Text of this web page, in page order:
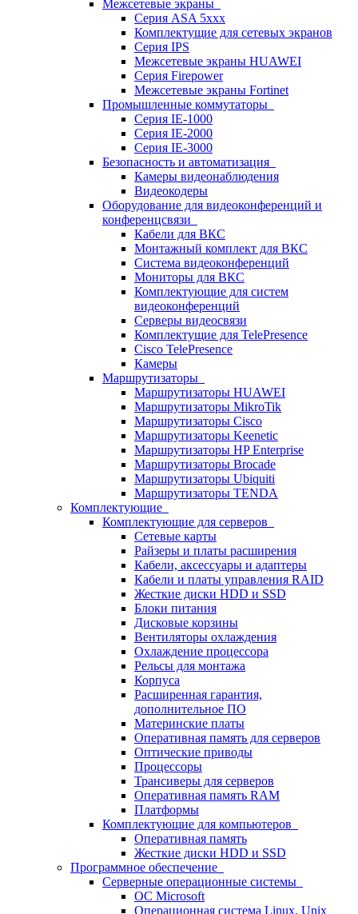
Межсетевые экраны
Серия ASA 5xxx
Комплектущие для сетевых экранов
Серия IPS
Межсетевые экраны HUAWEI
Серия Firepower
Межсетевые экраны Fortinet
Промышленные коммутаторы
Серия IE-1000
Серия IE-2000
Серия IE-3000
Безопасность и автоматизация
Камеры видеонаблюдения
Видеокодеры
Оборудование для видеоконференций и
конференцсвязи
Кабели для ВКС
Монтажный комплект для ВКС
Система видеоконференций
Мониторы для ВКС
Комплектующие для систем
видеоконференций
Серверы видеосвязи
Комплектущие для TelePresence
Cisco TelePresence
Камеры
Маршрутизаторы
Маршрутизаторы HUAWEI
Маршрутизаторы MikroTik
Маршрутизаторы Cisco
Маршрутизаторы Keenetic
Маршрутизаторы HP Enterprise
Маршрутизаторы Brocade
Маршрутизаторы Ubiquiti
Маршрутизаторы TENDA
Комплектующие
Комплектующие для серверов
Сетевые карты
Райзеры и платы расширения
Кабели, аксессуары и адаптеры
Кабели и платы управления RAID
Жесткие диски HDD и SSD
Блоки питания
Дисковые корзины
Вентиляторы охлаждения
Охлаждение процессора
Рельсы для монтажа
Корпуса
Расширенная гарантия,
дополнительное ПО
Материнские платы
Оперативная память для серверов
Оптические приводы
Процессоры
Трансиверы для серверов
Оперативная память RAM
Платформы
Комплектующие для компьютеров
Оперативная память
Жесткие диски HDD и SSD
Программное обеспечение
Серверные операционные системы
ОС Microsoft
Операционная система Linux, Unix